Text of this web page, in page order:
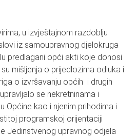
u izvještajnom razdoblju
iz samoupravnog djelokruga
predlagani opći akti koje donosi
mišljenja o prijedlozima odluka i
o izvršavanju općih i drugih
se nekretninama i
Općine kao i njenim prihodima i
programskoj orijentaciji
Jedinstvenog upravnog odjela